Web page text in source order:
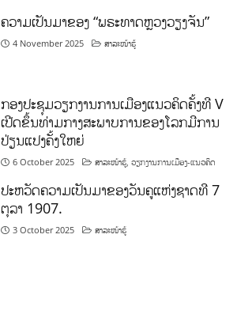
ຄວາມເປັນມາຂອງ “ພຣະທາດຫຼວງວຽງຈັນ”
4 November 2025 ສາລະໜ້າຮູ້
ກອງປະຊຸມວຽກງານການເມືອງແນວຄິດຄັ້ງທີ V
ເປີດຂຶ້ນທ່າມກາງສະພາບການຂອງໂລກມີການ
ປ່ຽນແປງຄັ້ງໃຫຍ່
6 October 2025 ສາລະໜ້າຮູ້,ວຽກງານການເມືອງ-ແນວຄິດ
ປະຫວັດຄວາມເປັນມາຂອງວັນຄູແຫ່ງຊາດທີ 7
ຕຸລາ 1907.
3 October 2025 ສາລະໜ້າຮູ້